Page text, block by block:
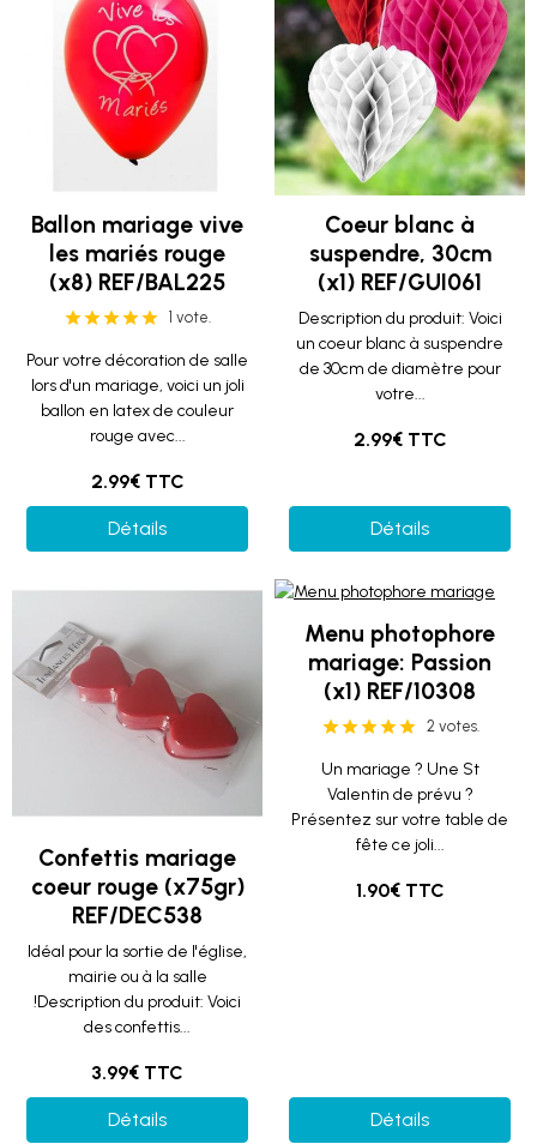
Ballon mariage vive
les mariés rouge
(x8) REF/BAL225
1 vote.
Pour votre décoration de salle
lors d'un mariage, voici un joli
ballon en latex de couleur
rouge avec...
2.99€ TTC
Détails
Coeur blanc à
suspendre, 30cm
(x1) REF/GUI061
Description du produit: Voici
un coeur blanc à suspendre
de 30cm de diamètre pour
votre...
2.99€ TTC
Détails
Confettis mariage
coeur rouge (x75gr)
REF/DEC538
Idéal pour la sortie de l'église,
mairie ou à la salle
!Description du produit: Voici
des confettis...
3.99€ TTC
Détails
Menu photophore
mariage: Passion
(x1) REF/10308
2 votes.
Un mariage ? Une St
Valentin de prévu ?
Présentez sur votre table de
fête ce joli...
1.90€ TTC
Détails